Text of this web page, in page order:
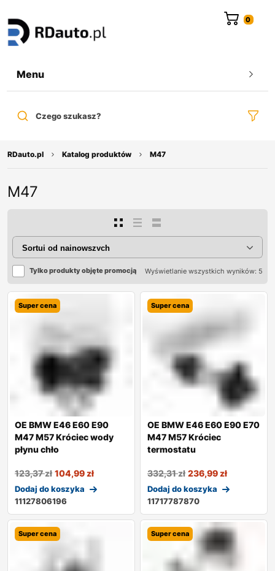
Menu
Czego szukasz?
RDauto.pl Katalog produktów M47
M47
Tylko produkty objęte promocją Wyświetlanie wszystkich wyników: 5
Super cena
OE BMW E46 E60 E90
M47 M57 Króciec wody
płynu chło
123,37zł 104,99zł
Dodaj do koszyka
11127806196
Super cena
OE BMW E46 E60 E90 E70
M47 M57 Króciec
termostatu
332,31zł 236,99zł
Dodaj do koszyka
11717787870
Super cena Super cena